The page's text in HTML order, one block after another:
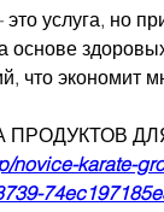
услуга, но
основе
что экономит
ПРОДУКТОВ
novice-karate-